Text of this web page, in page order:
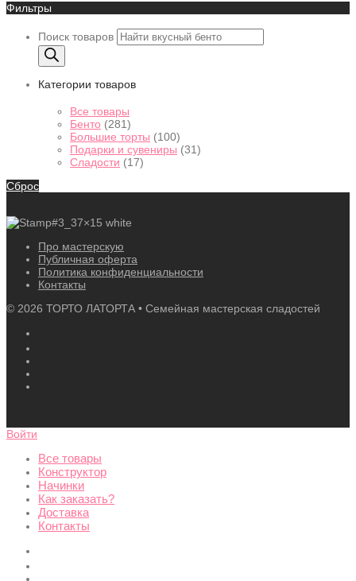
Фильтры
Поиск товаров
Категории товаров
Все товары
Бенто (281)
Большие торты (100)
Подарки и сувениры (31)
Сладости (17)
Сброс
Про мастерскую
Публичная оферта
Политика конфиденциальности
Контакты
© 2026 ТОРТО ЛАТОРТА • Семейная мастерская сладостей
Войти
Все товары
Конструктор
Начинки
Как заказать?
Доставка
Контакты